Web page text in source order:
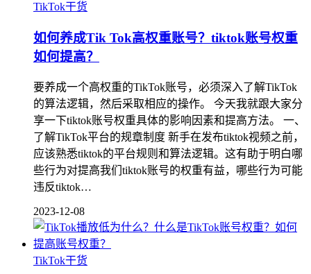
TikTok干货
如何养成Tik Tok高权重账号？tiktok账号权重
如何提高？
要养成一个高权重的TikTok账号，必须深入了解TikTok
的算法逻辑，然后采取相应的操作。 今天我就跟大家分
享一下tiktok账号权重具体的影响因素和提高方法。 一、
了解TikTok平台的规章制度 新手在发布tiktok视频之前，
应该熟悉tiktok的平台规则和算法逻辑。这有助于明白哪
些行为对提高我们tiktok账号的权重有益，哪些行为可能
违反tiktok…
2023-12-08
TikTok干货